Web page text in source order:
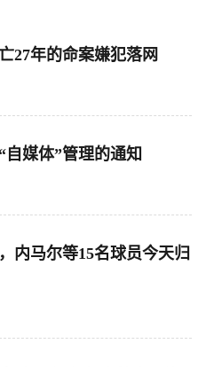
27年的命案嫌犯落网
媒体”管理的通知
内马尔等15名球员今天归